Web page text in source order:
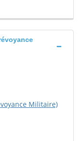
Militaire)